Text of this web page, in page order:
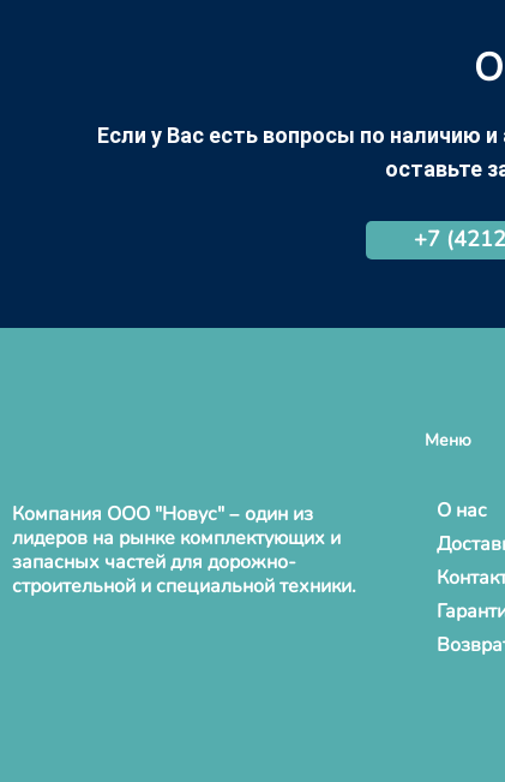
Если у Вас есть вопросы по наличию
оставьте
+7
Компания ООО "Новус" – один из
лидеров на рынке комплектующих и
запасных частей для дорожно-
строительной и специальной техники.
Меню
О нас